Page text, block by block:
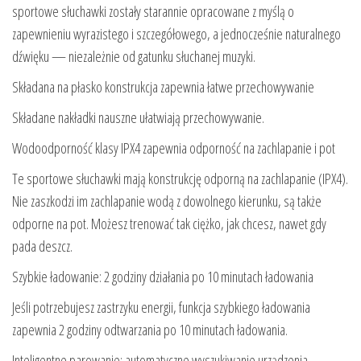
sportowe słuchawki zostały starannie opracowane z myślą o
zapewnieniu wyrazistego i szczegółowego, a jednocześnie naturalnego
dźwięku — niezależnie od gatunku słuchanej muzyki.
Składana na płasko konstrukcja zapewnia łatwe przechowywanie
Składane nakładki nauszne ułatwiają przechowywanie.
Wodoodporność klasy IPX4 zapewnia odporność na zachlapanie i pot
Te sportowe słuchawki mają konstrukcję odporną na zachlapanie (IPX4).
Nie zaszkodzi im zachlapanie wodą z dowolnego kierunku, są także
odporne na pot. Możesz trenować tak ciężko, jak chcesz, nawet gdy
pada deszcz.
Szybkie ładowanie: 2 godziny działania po 10 minutach ładowania
Jeśli potrzebujesz zastrzyku energii, funkcja szybkiego ładowania
zapewnia 2 godziny odtwarzania po 10 minutach ładowania.